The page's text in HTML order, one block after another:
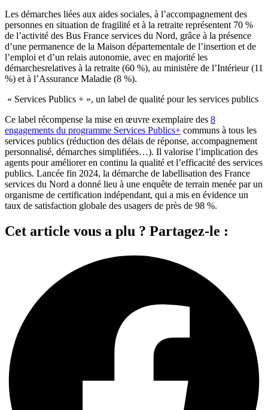
Les démarches liées aux aides sociales, à l’accompagnement des
personnes en situation de fragilité et à la retraite représentent 70 %
de l’activité des Bus France services du Nord, grâce à la présence
d’une permanence de la Maison départementale de l’insertion et de
l’emploi et d’un relais autonomie, avec en majorité les
démarchesrelatives à la retraite (60 %), au ministère de l’Intérieur (11
%) et à l’Assurance Maladie (8 %).
« Services Publics + », un label de qualité pour les services publics
Ce label récompense la mise en œuvre exemplaire des 8
engagements du programme Services Publics+ communs à tous les
services publics (réduction des délais de réponse, accompagnement
personnalisé, démarches simplifiées…). Il valorise l’implication des
agents pour améliorer en continu la qualité et l’efficacité des services
publics. Lancée fin 2024, la démarche de labellisation des France
services du Nord a donné lieu à une enquête de terrain menée par un
organisme de certification indépendant, qui a mis en évidence un
taux de satisfaction globale des usagers de près de 98 %.
Cet article vous a plu ? Partagez-le :